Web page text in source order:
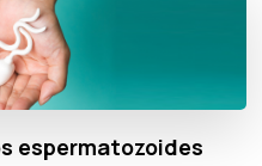
espermatozoides